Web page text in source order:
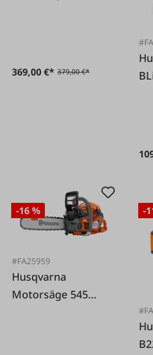
369,00 €* 379,00 €*
-16 %
#FA25959
Husqvarna
Motorsäge 545
-